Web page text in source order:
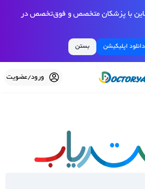
با پزشکان متخصص و فوق‌تخصص در
دانلود اپلیکیشن بستن
ورود/عضویت